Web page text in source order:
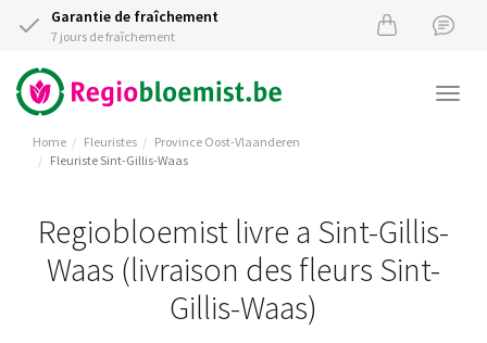
Garantie de fraîchement
7 jours de fraîchement
Home Fleuristes
Province Oost-Vlaanderen
Fleuriste Sint-Gillis-Waas
Regiobloemist livre a Sint-Gillis-
Waas (livraison des fleurs Sint-
Gillis-Waas)